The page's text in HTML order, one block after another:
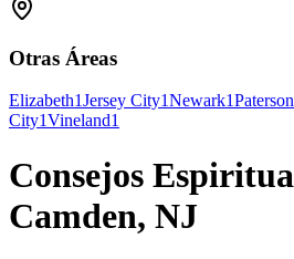
Otras Áreas
Elizabeth1Jersey City1Newark1Paterson
City1Vineland1
Consejos
Camden, NJ